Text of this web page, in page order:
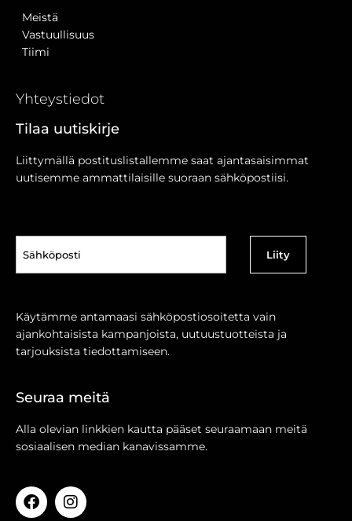
Meistä
Vastuullisuus
Tiimi
Yhteystiedot
Tilaa uutiskirje
Liittymällä postituslistallemme saat ajantasaisimmat
uutisemme ammattilaisille suoraan sähköpostiisi.
(Pakollinen)
Käytämme antamaasi sähköpostiosoitetta vain
ajankohtaisista kampanjoista, uutuustuotteista ja
tarjouksista tiedottamiseen.
Seuraa meitä
Alla olevian linkkien kautta pääset seuraamaan meitä
sosiaalisen median kanavissamme.